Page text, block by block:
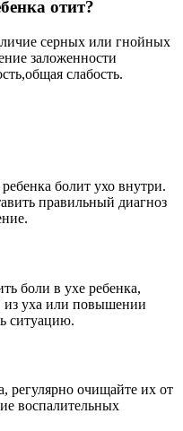
отит?
серных или гнойных
заложенности
слабость.
болит ухо внутри.
правильный диагноз
боли в ухе ребенка,
из уха или повышении
ситуацию.
регулярно очищайте их от
воспалительных